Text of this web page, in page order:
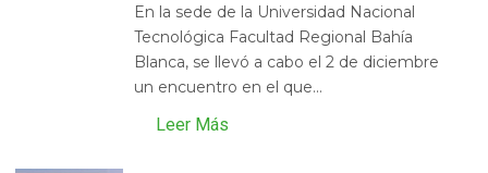
En la sede de la Universidad Nacional
Tecnológica Facultad Regional Bahía
Blanca, se llevó a cabo el 2 de diciembre
un encuentro en el que...
Leer Más